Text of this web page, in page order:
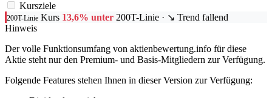
Kursziele
200T-Linie Kurs 13,6% unter 200T-Linie · ↘ Trend fallend
Hinweis
Der volle Funktionsumfang von aktienbewertung.info für diese
Aktie steht nur den Premium- und Basis-Mitgliedern zur Verfügung.
Folgende Features stehen Ihnen in dieser Version zur Verfügung: